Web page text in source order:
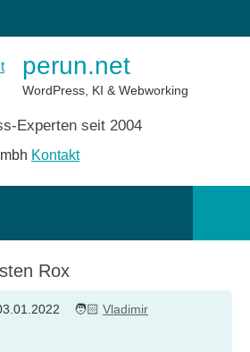
perun.net
WordPress, KI & Webworking
Experten seit 2004
Kontakt
Rox
Vladimir